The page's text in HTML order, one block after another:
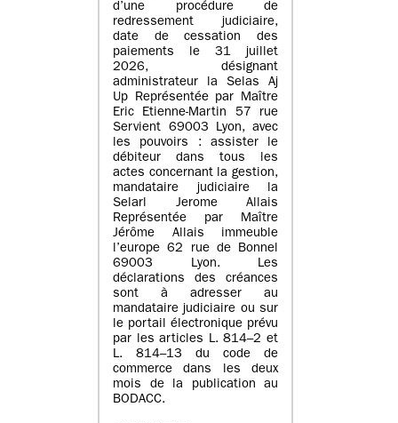
d’une procédure de
redressement judiciaire,
date de cessation des
paiements le 31 juillet
2026, désignant
administrateur la Selas Aj
Up Représentée par Maître
Eric Etienne-Martin 57 rue
Servient 69003 Lyon, avec
les pouvoirs : assister le
débiteur dans tous les
actes concernant la gestion,
mandataire judiciaire la
Selarl Jerome Allais
Représentée par Maître
Jérôme Allais immeuble
l’europe 62 rue de Bonnel
69003 Lyon. Les
déclarations des créances
sont à adresser au
mandataire judiciaire ou sur
le portail électronique prévu
par les articles L. 814–2 et
L. 814–13 du code de
commerce dans les deux
mois de la publication au
BODACC.